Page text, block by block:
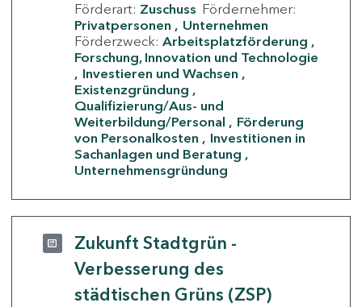
Förderart: Zuschuss Fördernehmer:
Privatpersonen
Unternehmen
Förderzweck: Arbeitsplatzförderung
Forschung, Innovation und Technologie
Investieren und Wachsen
Existenzgründung
Qualifizierung/Aus- und
Weiterbildung/Personal
Förderung
von Personalkosten
Investitionen in
Sachanlagen und Beratung
Unternehmensgründung
Zukunft Stadtgrün -
Verbesserung des
städtischen Grüns (ZSP)